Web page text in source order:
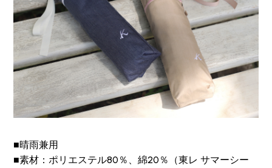
■晴雨兼用
■素材：ポリエステル80％、綿20％（東レ サマーシー